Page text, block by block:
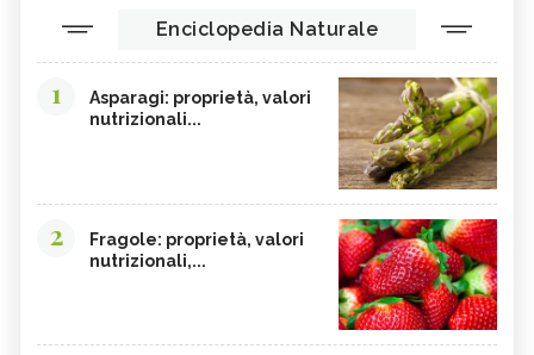
Enciclopedia Naturale
1
Asparagi: proprietà, valori
nutrizionali...
2
Fragole: proprietà, valori
nutrizionali,...